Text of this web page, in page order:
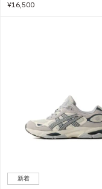
¥16,500
新着